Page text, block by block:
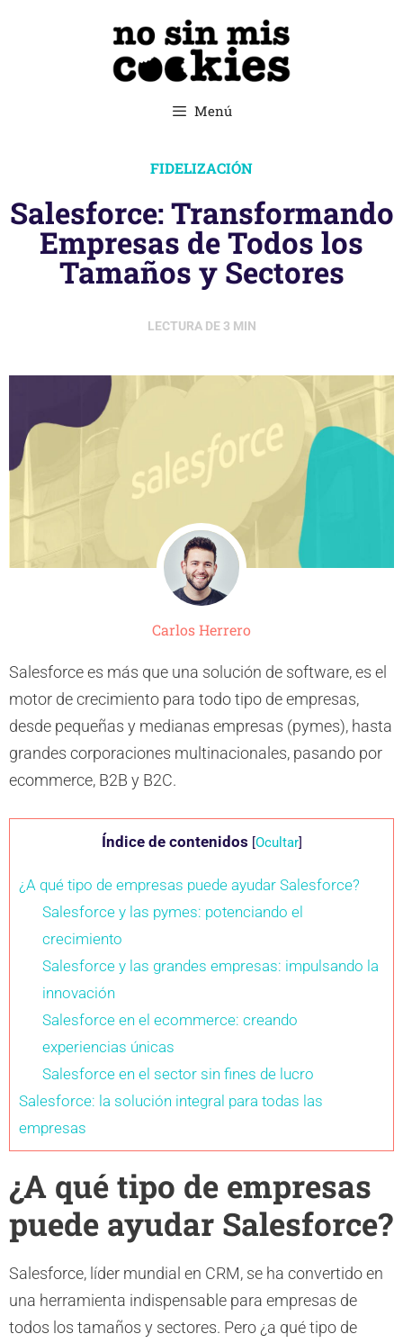
Menú
FIDELIZACIÓN
Salesforce: Transformando
Empresas de Todos los
Tamaños y Sectores
LECTURA DE3 MIN
Carlos Herrero
Salesforce es más que una solución de software, es el
motor de crecimiento para todo tipo de empresas,
desde pequeñas y medianas empresas (pymes), hasta
grandes corporaciones multinacionales, pasando por
ecommerce, B2B y B2C.
Índice de contenidos [Ocultar]
¿A qué tipo de empresas puede ayudar Salesforce?
Salesforce y las pymes: potenciando el
crecimiento
Salesforce y las grandes empresas: impulsando la
innovación
Salesforce en el ecommerce: creando
experiencias únicas
Salesforce en el sector sin fines de lucro
Salesforce: la solución integral para todas las
empresas
¿A qué tipo de empresas
puede ayudar Salesforce?
Salesforce, líder mundial en CRM, se ha convertido en
una herramienta indispensable para empresas de
todos los tamaños y sectores. Pero ¿a qué tipo de